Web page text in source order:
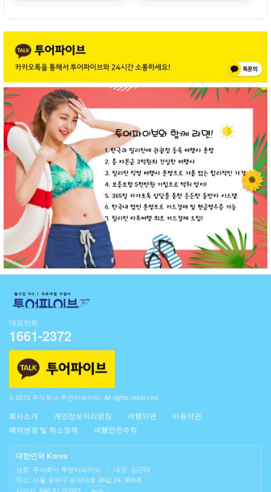
대표전화
1661-2372
© 2015 주식회사 투엔티파이브. All rights reserved.
회사소개 개인정보처리방침 여행약관
이용약관
예약변경 및 취소정책
여행안전수칙
대한민국 Korea
상호: 주식회사 투엔티파이브 |
대표: 김근태
주소: 서울 송파구 송파대로 28길 24, 906호
사업자: 846-81-00083